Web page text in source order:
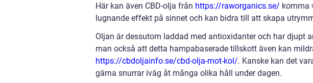
Här kan även CBD-olja från https://raworganics.se/ komma
lugnande effekt på sinnet och kan bidra till att skapa
Oljan är dessutom laddad med antioxidanter och har djupt
man också att detta hampabaserade tillskott även kan
https://cbdoljainfo.se/cbd-olja-mot-kol/. Kanske kan det
gärna snurrar iväg åt många olika håll under dagen.